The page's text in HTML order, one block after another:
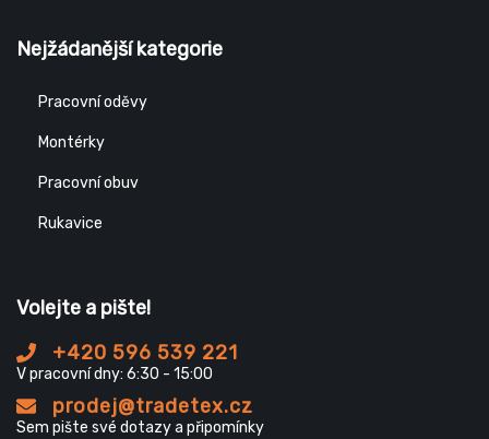
Nejžádanější kategorie
Pracovní oděvy
Montérky
Pracovní obuv
Rukavice
Volejte a pište!
+420 596 539 221
V pracovní dny: 6:30 - 15:00
prodej@tradetex.cz
Sem pište své dotazy a připomínky